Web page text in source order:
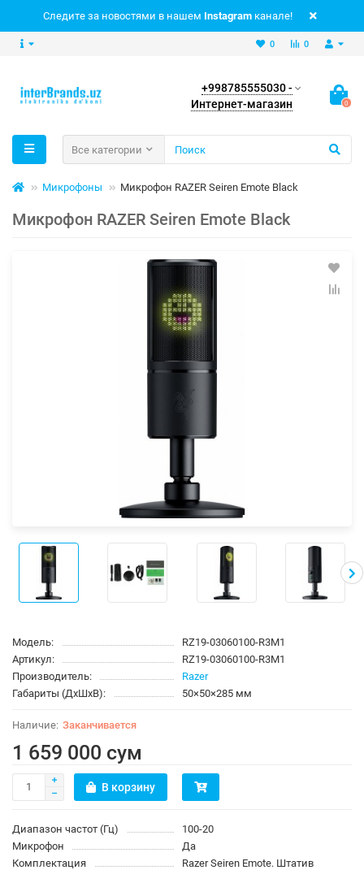
Следите за новостями в нашем Instagram канале!
0
0
+998785555030 -
Интернет-магазин
0
Все категории
Микрофоны Микрофон RAZER Seiren Emote Black
Микрофон RAZER Seiren Emote Black
Модель:
RZ19-03060100-R3M1
Артикул:
RZ19-03060100-R3M1
Производитель:
Razer
Габариты (ДхШхВ):
50×50×285 мм
Заканчивается
1 659 000 сум
В корзину
Диапазон частот (Гц)
100-20
Микрофон
Да
Комплектация
Razer Seiren Emote. Штатив